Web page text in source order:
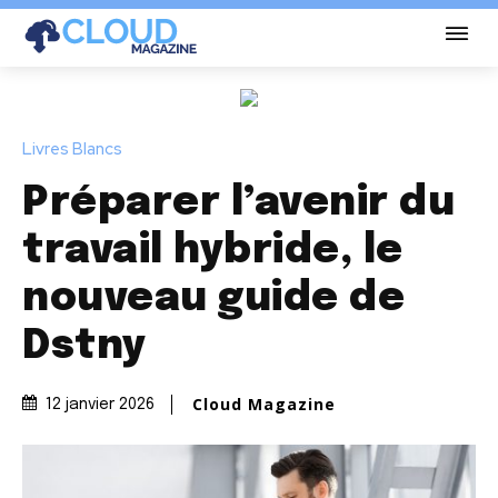
Livres Blancs
Préparer l’avenir du
travail hybride, le
nouveau guide de
Dstny
12 janvier 2026 Cloud Magazine